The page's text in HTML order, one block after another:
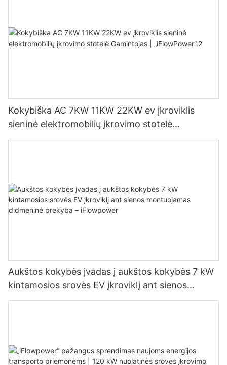
Kokybiška AC 7KW 11KW 22KW ev įkroviklis
sieninė elektromobilių įkrovimo stotelė
Gamintojas | „iFlowPower“.2
Aukštos kokybės įvadas į aukštos kokybės 7 kW
kintamosios srovės EV įkroviklį ant sienos
montuojamas didmeninė prekyba – iFlowpower